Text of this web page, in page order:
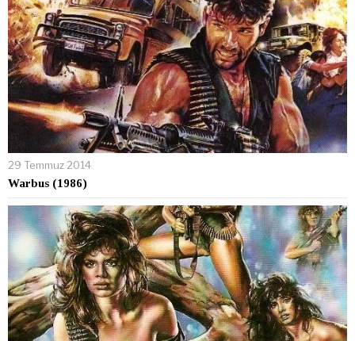
29 Temmuz 2014
Warbus (1986)